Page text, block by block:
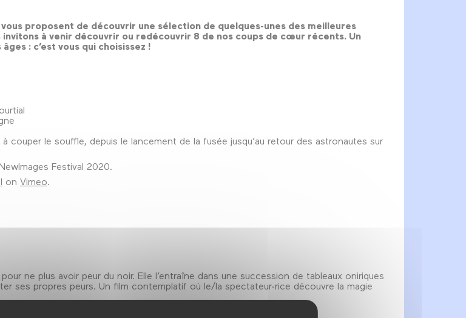
proposent de découvrir une sélection de quelques-unes des meilleures
à venir découvrir ou redécouvrir 8 de nos coups de cœur récents. Un
: c’est vous qui choisissez !
couper le souffle, depuis le lancement de la fusée jusqu’au retour des astronautes sur
Festival 2020.
on Vimeo.
ne plus avoir peur du noir. Elle l’entraîne dans une succession de tableaux oniriques
ses propres peurs. Un film contemplatif où le/la spectateur·rice découvre la magie